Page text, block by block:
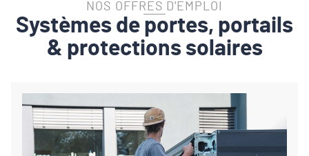
NOS OFFRES D'EMPLOI
Systèmes de portes, portails
& protections solaires